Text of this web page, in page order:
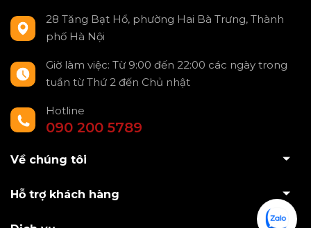
28 Tăng Bạt Hổ, phường Hai Bà Trưng, Thành
phố Hà Nội
Giờ làm việc: Từ 9:00 đến 22:00 các ngày trong
tuần từ Thứ 2 đến Chủ nhật
Hotline
090 200 5789
Về chúng tôi
Hỗ trợ khách hàng